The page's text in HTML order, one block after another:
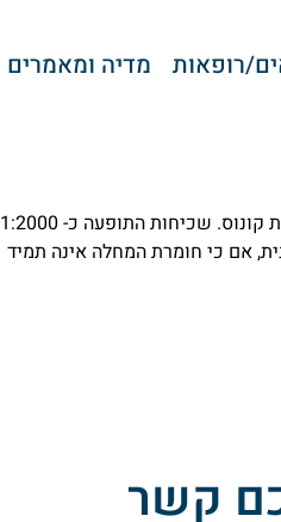
רופאות מדיה ומאמרים
שינוי במבנה הקרנית, כאשר הקרנית המרכזית דקה יותר ומתבלטת ומקבלת צורת קונוס. שכיחות התופעה כ- 1:2000
8% בלבד. לרב המחלה דו עינית, אם כי חומרת המחלה אינה תמיד
קשר